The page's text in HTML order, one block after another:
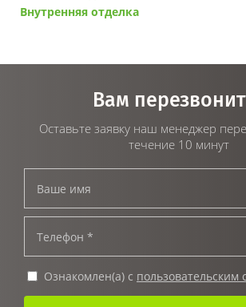
Внутренняя отделка
Вам
Оставьте заявку наш менеджер
течение 10 минут
Ознакомлен(а) с